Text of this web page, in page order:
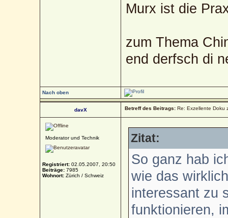
Murx ist die
zum Thema
end derfsch di
Nach oben
davX Betreff des Beitrags: Re: Exzellente Doku
Moderator und Technik
Registriert: 02.05.2007, 20:50
Beiträge: 7985
Wohnort: Zürich / Schweiz
Zitat:
So ganz hab
wie das
interessant zu
funktionieren,